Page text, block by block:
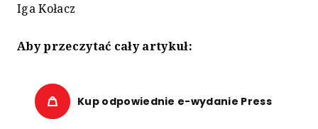
Iga Kołacz
Aby przeczytać cały artykuł:
Kup odpowiednie e-wydanie Press